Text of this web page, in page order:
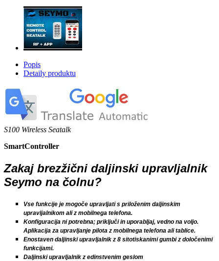
Popis
Detaily produktu
S100 Wireless Seatalk
SmartController
Zakaj brezžični daljinski upravljalnik
Seymo na čolnu?
Vse funkcije je mogoče upravljati s priloženim daljinskim
upravljalnikom ali z mobilnega telefona.
Konfiguracija ni potrebna; priključi in uporabljaj, vedno na voljo.
Aplikacija za upravljanje pilota z mobilnega telefona ali tablice.
Enostaven daljinski upravljalnik z 8 sitotiskanimi gumbi z določenimi
funkcijami.
Daljinski upravljalnik z edinstvenim geslom